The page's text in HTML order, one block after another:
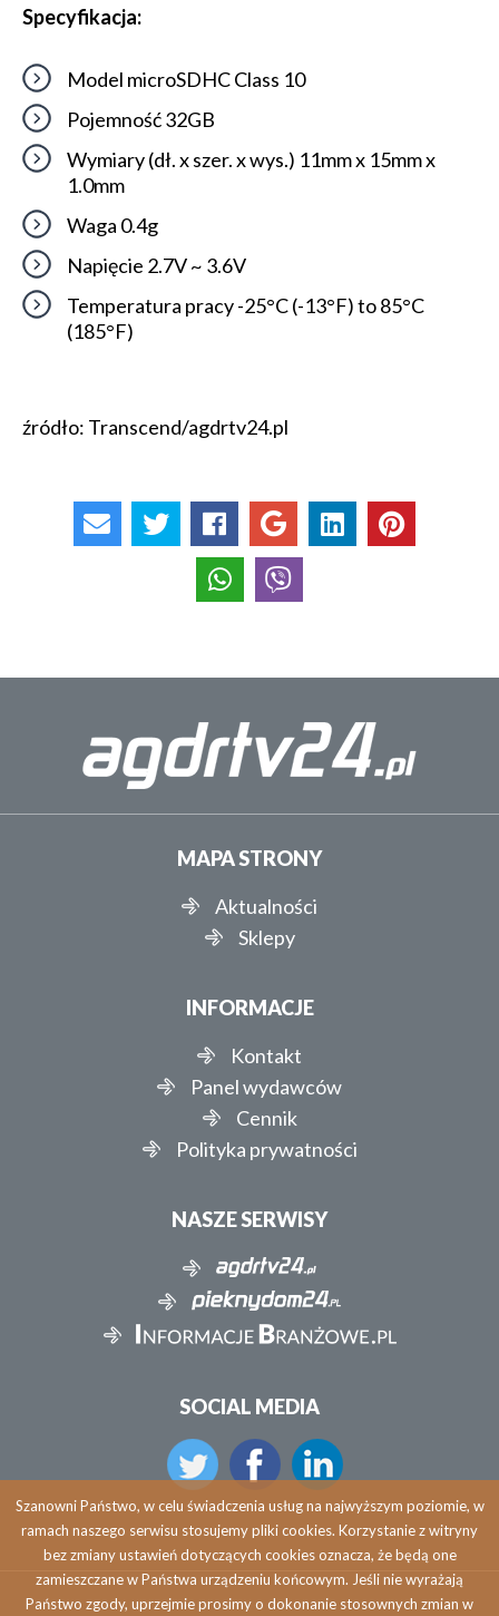
Specyfikacja:
Model microSDHC Class 10
Pojemność 32GB
Wymiary (dł. x szer. x wys.) 11mm x 15mm x
1.0mm
Waga 0.4g
Napięcie 2.7V ~ 3.6V
Temperatura pracy -25°C (-13°F) to 85°C
(185°F)
źródło: Transcend/agdrtv24.pl
MAPA STRONY
Aktualności
Sklepy
INFORMACJE
Kontakt
Panel wydawców
Cennik
Polityka prywatności
NASZE SERWISY
SOCIAL MEDIA
Szanowni Państwo, w celu świadczenia usług na najwyższym poziomie, w
ramach naszego serwisu stosujemy pliki cookies. Korzystanie z witryny
bez zmiany ustawień dotyczących cookies oznacza, że będą one
zamieszczane w Państwa urządzeniu końcowym. Jeśli nie wyrażają
Państwo zgody, uprzejmie prosimy o dokonanie stosownych zmian w